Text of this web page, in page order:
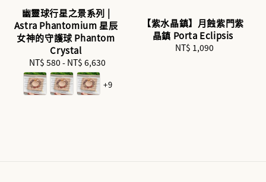
幽靈球行星之景系列 |
Astra Phantomium 星辰
女神的守護球 Phantom
Crystal
Regular
price
NT$ 580 - NT$ 6,630
+9
【紫水晶鎮】月蝕紫門紫
晶鎮 Porta Eclipsis
Regular
NT$ 1,090